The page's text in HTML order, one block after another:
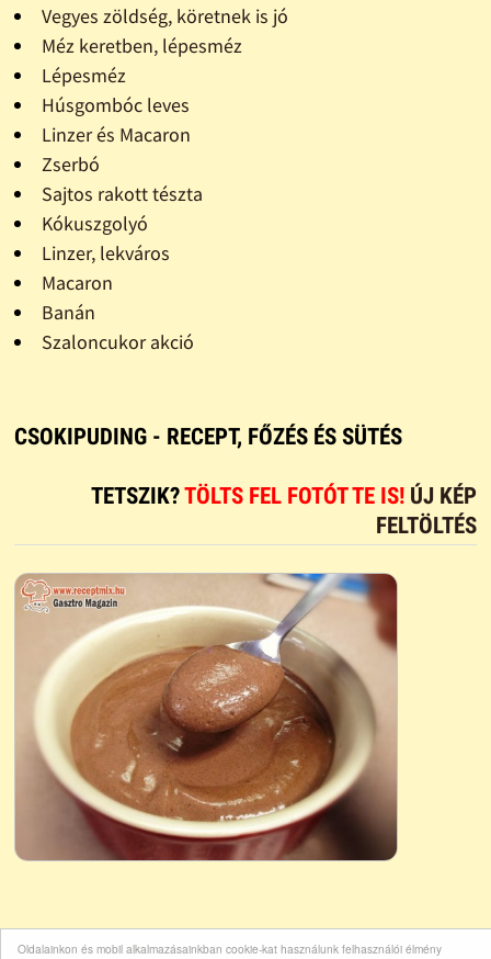
Oldalainkon és mobil alkalmazásainkban cookie-kat használunk felhasználói élmény
Vegyes zöldség, köretnek is jó
Méz keretben, lépesméz
Lépesméz
Húsgombóc leves
Linzer és Macaron
Zserbó
Sajtos rakott tészta
Kókuszgolyó
Linzer, lekváros
Macaron
Banán
Szaloncukor akció
CSOKIPUDING - RECEPT, FŐZÉS ÉS SÜTÉS
TETSZIK?TÖLTS FEL FOTÓT TE IS! ÚJ KÉP
FELTÖLTÉS